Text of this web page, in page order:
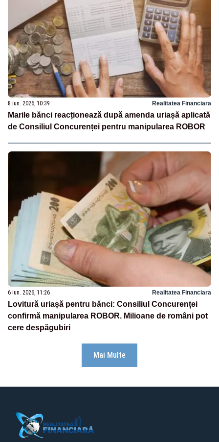
8 iun. 2026, 10:39 Realitatea Financiara
Marile bănci reacționează după amenda uriașă aplicată
de Consiliul Concurenței pentru manipularea ROBOR
6 iun. 2026, 11:26 Realitatea Financiara
Lovitură uriașă pentru bănci: Consiliul Concurenței
confirmă manipularea ROBOR. Milioane de români pot
cere despăgubiri
Mai Multe